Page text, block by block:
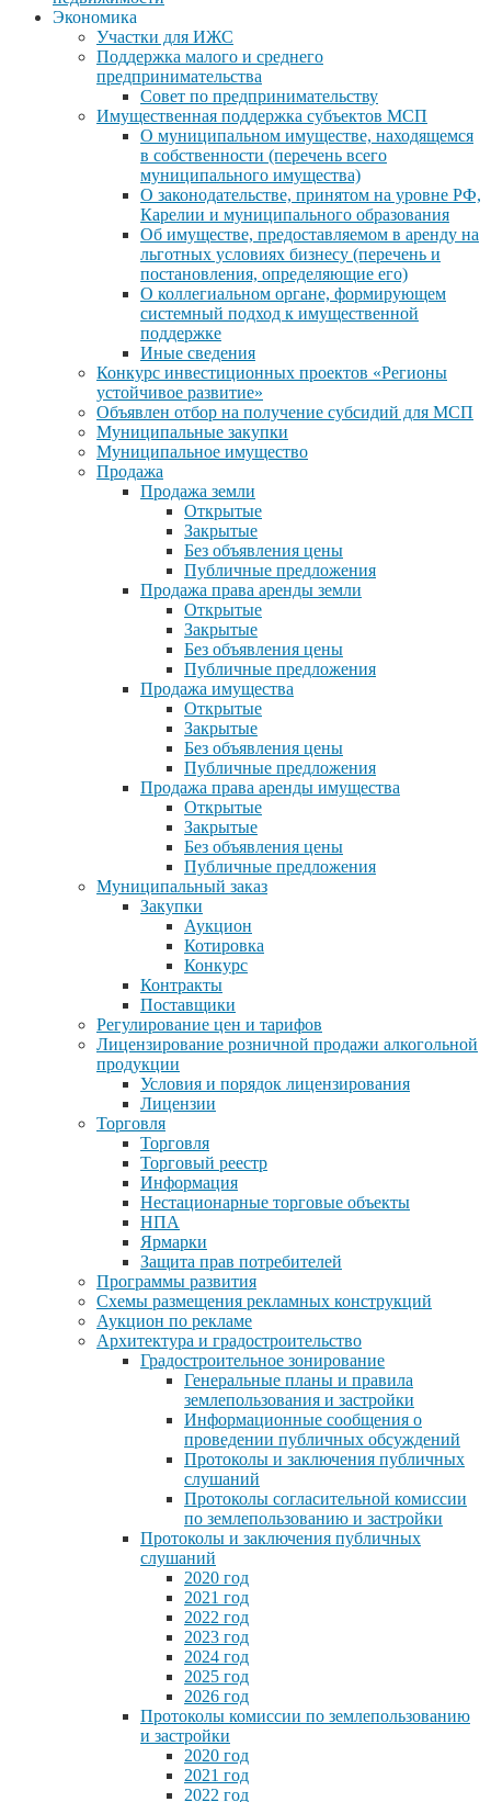
Экономика
Участки для ИЖС
Поддержка малого и среднего
предпринимательства
Совет по предпринимательству
Имущественная поддержка субъектов МСП
О муниципальном имуществе, находящемся
в собственности (перечень всего
муниципального имущества)
О законодательстве, принятом на уровне РФ,
Карелии и муниципального образования
Об имуществе, предоставляемом в аренду на
льготных условиях бизнесу (перечень и
постановления, определяющие его)
О коллегиальном органе, формирующем
системный подход к имущественной
поддержке
Иные сведения
Конкурс инвестиционных проектов «Регионы
устойчивое развитие»
Объявлен отбор на получение субсидий для МСП
Муниципальные закупки
Муниципальное имущество
Продажа
Продажа земли
Открытые
Закрытые
Без объявления цены
Публичные предложения
Продажа права аренды земли
Открытые
Закрытые
Без объявления цены
Публичные предложения
Продажа имущества
Открытые
Закрытые
Без объявления цены
Публичные предложения
Продажа права аренды имущества
Открытые
Закрытые
Без объявления цены
Публичные предложения
Муниципальный заказ
Закупки
Аукцион
Котировка
Конкурс
Контракты
Поставщики
Регулирование цен и тарифов
Лицензирование розничной продажи алкогольной
продукции
Условия и порядок лицензирования
Лицензии
Торговля
Торговля
Торговый реестр
Информация
Нестационарные торговые объекты
НПА
Ярмарки
Защита прав потребителей
Программы развития
Схемы размещения рекламных конструкций
Аукцион по рекламе
Архитектура и градостроительство
Градостроительное зонирование
Генеральные планы и правила
землепользования и застройки
Информационные сообщения о
проведении публичных обсуждений
Протоколы и заключения публичных
слушаний
Протоколы согласительной комиссии
по землепользованию и застройки
Протоколы и заключения публичных
слушаний
2020 год
2021 год
2022 год
2023 год
2024 год
2025 год
2026 год
Протоколы комиссии по землепользованию
и застройки
2020 год
2021 год
2022 год